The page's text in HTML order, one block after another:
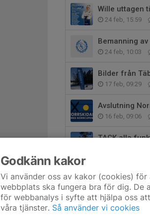
Wille uttagen
24 feb, 15:59
Bemanning
24 feb, 10:03
Bilder från
17 feb, 09:29
Avslutning
16 feb, 09:06
TACK alla
PM &
13 feb, 15:05
Godkänn kakor
Vi använder oss av kakor (cookies)
webbplats ska fungera bra för dig. De
för webbanalys i syfte att hjälpa oss
våra tjänster. Så använder vi cookies